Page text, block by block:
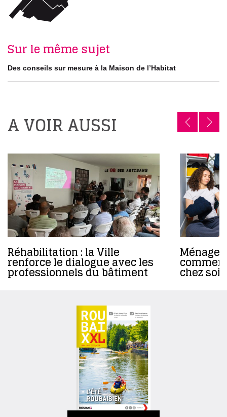
Sur le même sujet
Des conseils sur mesure à la Maison de l’Habitat
A VOIR AUSSI
Réhabilitation : la Ville
renforce le dialogue avec les
professionnels du bâtiment
Ménage
chez soi